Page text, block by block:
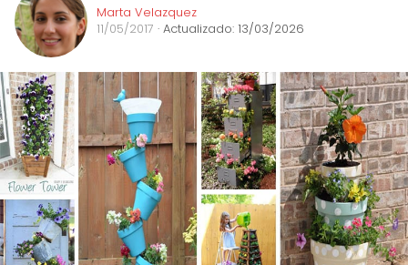
Marta Velazquez
11/05/2017 · Actualizado: 13/03/2026